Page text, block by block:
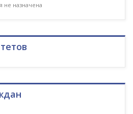
не назначена